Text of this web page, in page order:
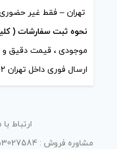
تهران – فقط غیر
نحوه ثبت سفارشات (
موجودی ، قیمت دقیق و
ارسال فوری داخل تهران 2 ساعت / دیگر شهرها 2 تا 4 روز
ارتباط
مشاوره فروش : 09353027584